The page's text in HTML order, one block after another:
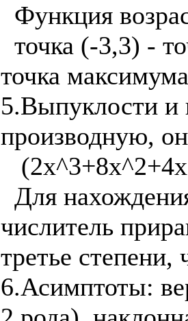
точка максимума
5.Выпуклости и
производную,
числитель
третье
6.Асимптоты: